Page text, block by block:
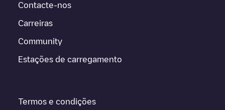
Contacte-nos
Carreiras
Community
Estações de carregamento
Termos e condições